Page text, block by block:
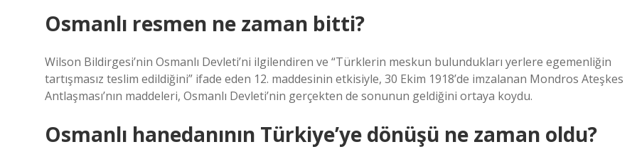
Osmanlı resmen ne zaman bitti?
Wilson Bildirgesi’nin Osmanlı Devleti’ni ilgilendiren ve “Türklerin meskun bulundukları yerlere egemenliğin
tartışmasız teslim edildiğini” ifade eden 12. maddesinin etkisiyle, 30 Ekim 1918’de imzalanan Mondros Ateşkes
Antlaşması’nın maddeleri, Osmanlı Devleti’nin gerçekten de sonunun geldiğini ortaya koydu.
Osmanlı hanedanının Türkiye’ye dönüşü ne zaman oldu?